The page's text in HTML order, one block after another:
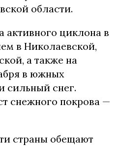
области.
активного циклона в
в Николаевской,
а также на
в южных
сильный снег.
снежного покрова —
страны обещают